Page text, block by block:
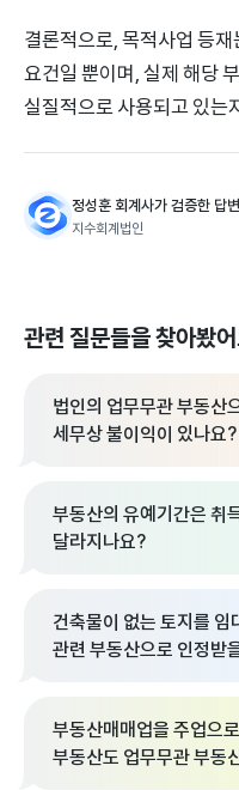
결론적으로, 목적사업 등
요건일 뿐이며, 실제 해당
실질적으로 사용되고 있는
정성훈 회계사가 검증한 답
지수회계법인
관련 질문들을 찾아봤
법인의 업무무관 부동산
세무상 불이익이 있나요?
부동산의 유예기간은 취
달라지나요?
건축물이 없는 토지를 임
관련 부동산으로 인정받
부동산매매업을 주업으
부동산도 업무무관 부동